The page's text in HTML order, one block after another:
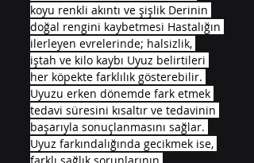
koyu renkli akıntı ve şişlik Derinin
doğal rengini kaybetmesi Hastalığın
ilerleyen evrelerinde; halsizlik,
iştah ve kilo kaybı Uyuz belirtileri
her köpekte farklılık gösterebilir.
Uyuzu erken dönemde fark etmek
tedavi süresini kısaltır ve tedavinin
başarıyla sonuçlanmasını sağlar.
Uyuz farkındalığında gecikmek ise,